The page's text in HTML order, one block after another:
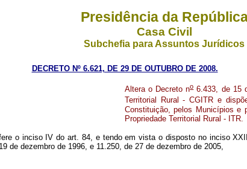
Presidência da
Casa Civil
Subchefia para Assuntos Jurídicos
DECRETO Nº 6.621, DE 29 DE OUTUBRO DE 2008.
Altera o Decreto no6.433, de 15
Territorial Rural - CGITR e
Constituição, pelos Municípios e
Propriedade Territorial Rural - ITR.
o inciso IV do art. 84, e tendo em vista o disposto no inciso
de dezembro de 1996, e 11.250, de 27 de dezembro de 2005,